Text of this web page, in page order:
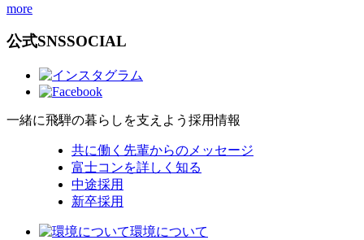
more
公式SNSSOCIAL
一緒に飛騨の暮らしを支えよう 採用情報
共に働く先輩からのメッセージ
富士コンを詳しく知る
中途採用
新卒採用
環境について